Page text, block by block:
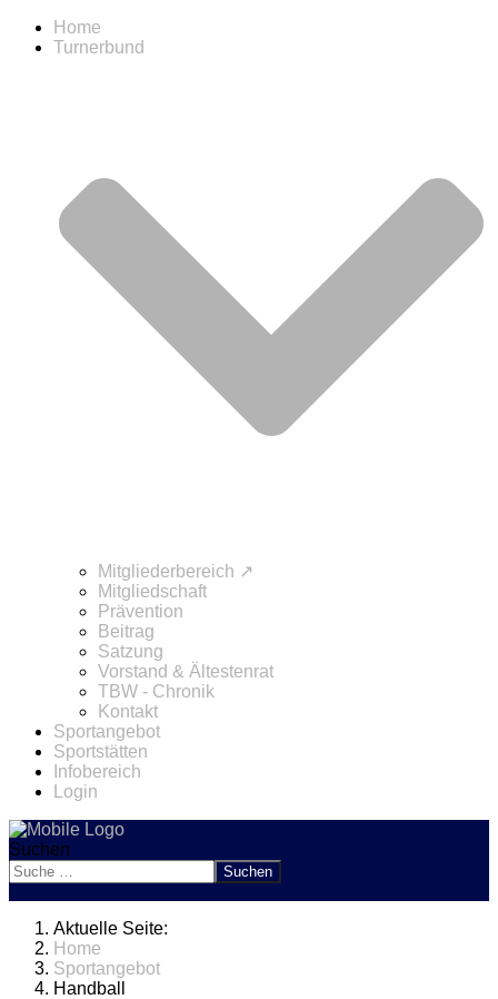
Home
Turnerbund
Mitgliederbereich ↗
Mitgliedschaft
Prävention
Beitrag
Satzung
Vorstand & Ältestenrat
TBW - Chronik
Kontakt
Sportangebot
Sportstätten
Infobereich
Login
Suchen
Suchen
Aktuelle Seite:
Home
Sportangebot
Handball